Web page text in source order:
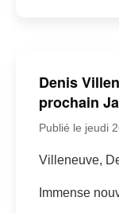
Denis
prochain
Publié le jeudi
Villeneuve,
Immense